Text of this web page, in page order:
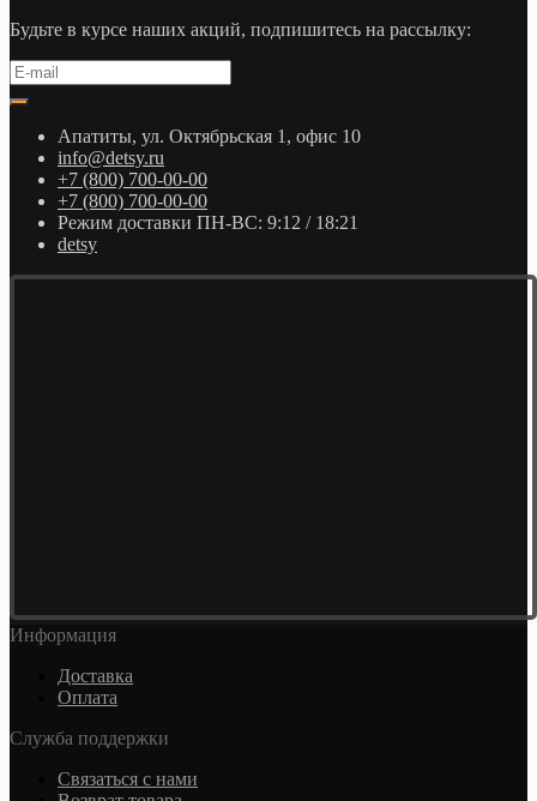
Будьте в курсе наших акций, подпишитесь на рассылку:
Апатиты, ул. Октябрьская 1, офис 10
info@detsy.ru
+7 (800) 700-00-00
+7 (800) 700-00-00
Режим доставки ПН-ВС: 9:12 / 18:21
detsy
Информация
Доставка
Оплата
Служба поддержки
Связаться с нами